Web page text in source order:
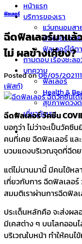
หน้าแรก
บริการของเรา
แว่นถนอมสา
ฟิลเลอร์ตา
ฟิลเลอร์ใต้ตา
ถามตอบ เรื่องชะล
บทความ
ฟิลเลอร์
Health &
สุขภาพดวง
เกี่ยวกับเรา
ฟิลเลอร์
ฉีดฟิลเลอร์มาแล้
ไม่ ผลข้างเคียง?
Posted on06/05/2021
เฟิสท์)
ฉีดฟิลเลอร์ วัคซีน
บอกว่า ไม่ว่าจะเป็นวัค
คนที่เคย ฉีดฟิลเลอร์ แล
บวมแดงบริเวณจุดที่ฉีดย
แต่ไม่นานมานี้ มีคนไข้ห
เกี่ยวกับการ ฉีดฟิลเลอร์
สมมติเราผ่านการฉีดฟิล
ประเด็นหลักคือ จะส่งผล
มีเคสต่าง ๆ บนโลกออน
บริเวณใบหน้า ทำให้คน